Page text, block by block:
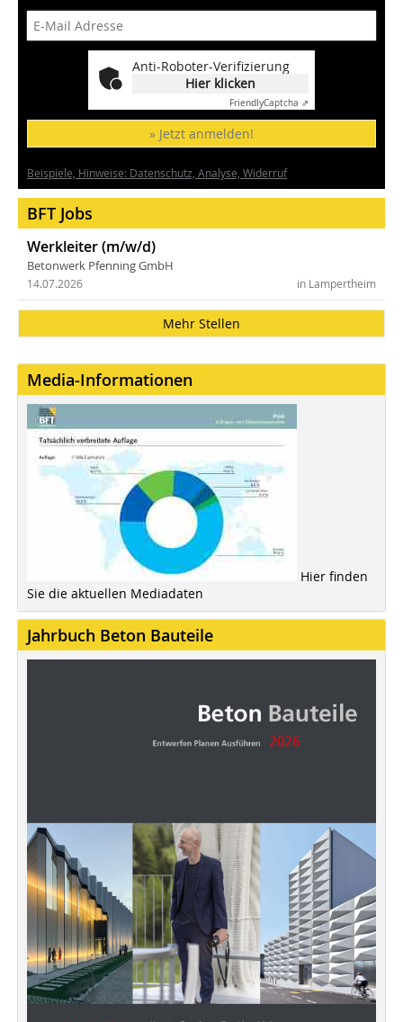
Anti-Roboter-Verifizierung
Hier klicken
FriendlyCaptcha ⇗
» Jetzt anmelden!
Beispiele, Hinweise: Datenschutz, Analyse, Widerruf
BFT Jobs
Werkleiter (m/w/d)
Betonwerk Pfenning GmbH
in Lampertheim
14.07.2026
Mehr Stellen
Media-Informationen
Hier finden
Sie die aktuellen Mediadaten
Jahrbuch Beton Bauteile